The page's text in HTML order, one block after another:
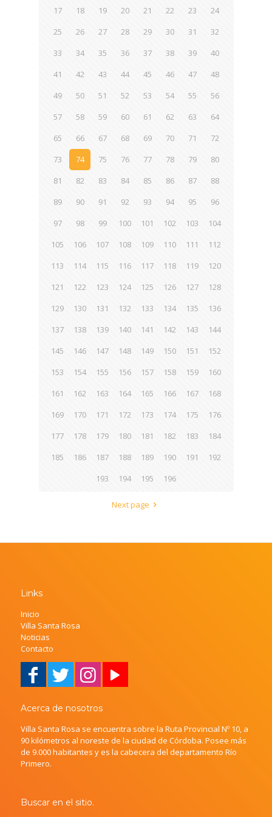
17
18 19 20 21 22 23
24
25
26 27 28 29 30 31
32
33
34 35 36 37 38 39
40
41
42 43 44 45 46 47
48
49
50 51 52 53 54 55
56
57
58 59 60 61 62 63
64
65
66 67 68 69 70 71
72
73
74 75 76 77 78 79
80
81
82 83 84 85 86 87
88
89
90 91 92 93 94 95
96
97
98 99 100 101 102 103
104
105
106 107 108 109 110 111
112
113
114 115 116 117 118 119
120
121
122 123 124 125 126 127
128
129
130 131 132 133 134 135
136
137
138 139 140 141 142 143
144
145
146 147 148 149 150 151
152
153
154 155 156 157 158 159
160
161
162 163 164 165 166 167
168
169
170 171 172 173 174 175
176
177
178 179 180 181 182 183
184
185
186 187 188 189 190 191
192
193
194 195 196
Next page
Links
Inicio
Villa Santa Rosa
Noticias
Contacto
Acerca de nosotros
Villa Santa Rosa se encuentra sobre la Ruta Provincial Nº 10, a
90 kilómetros al noreste de la ciudad de Córdoba. Posee más
de 9.000 habitantes y es la cabecera del departamento Río
Primero.
Buscar en el sitio.